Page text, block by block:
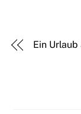
Ein